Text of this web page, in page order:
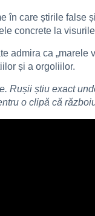
în care știrile false
concrete la
admira ca „marele
și a orgoliilor.
Rușii știu exact
o clipă că